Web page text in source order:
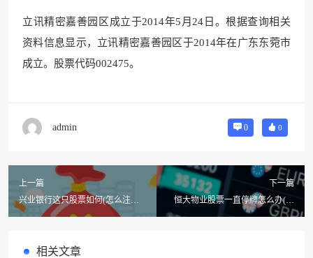
立讯精密嘉善园区成立于2014年5月24日。根据查询相关
资料信息显示，立讯精密嘉善园区于2014年在广东东菀市
成立。股票代码002475。
admin 0 0
上一篇
兴业银行这只股票如何(怎么注册
兴业银行股票)
下一篇
恒大物业股票一直停牌怎么办(恒
大物业上市了吗?)
相关文章